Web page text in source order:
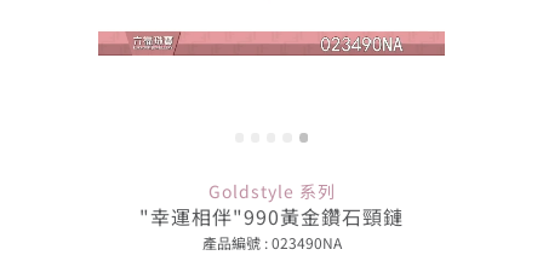
Goldstyle 系列
"幸運相伴"990黃金鑽石頸鏈
產品編號 : 023490NA